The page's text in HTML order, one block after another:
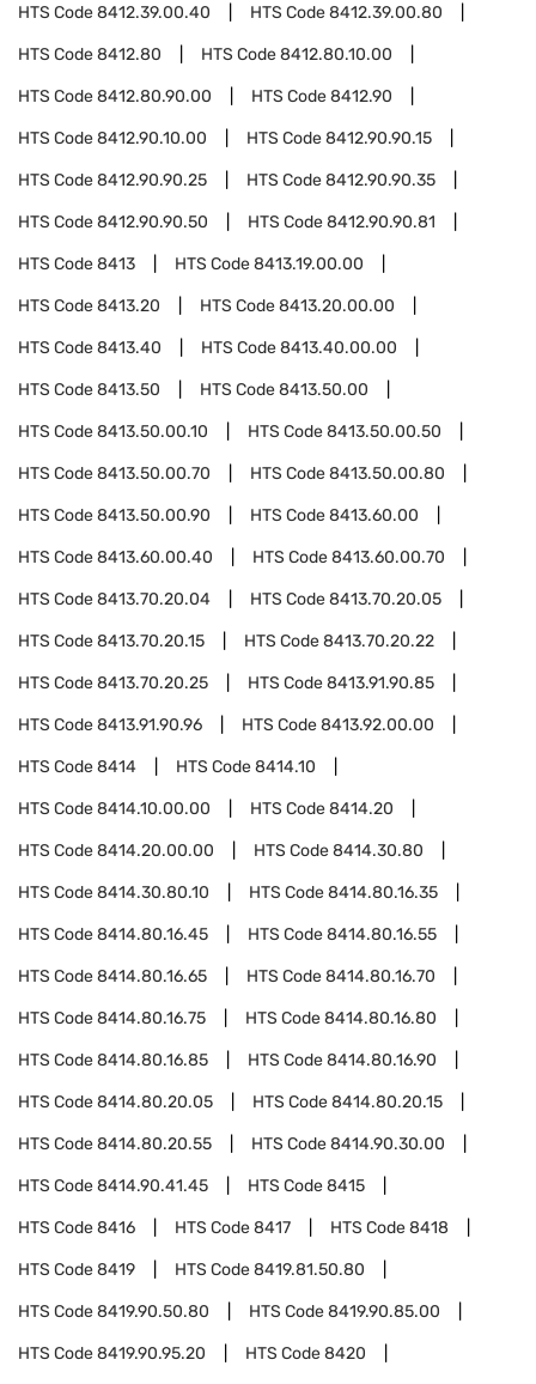
HTS Code8412.39.00.40 HTS Code8412.39.00.80
HTS Code8412.80 HTS Code8412.80.10.00
HTS Code8412.80.90.00 HTS Code8412.90
HTS Code8412.90.10.00 HTS Code8412.90.90.15
HTS Code8412.90.90.25 HTS Code8412.90.90.35
HTS Code8412.90.90.50 HTS Code8412.90.90.81
HTS Code8413 HTS Code8413.19.00.00
HTS Code8413.20 HTS Code8413.20.00.00
HTS Code8413.40 HTS Code8413.40.00.00
HTS Code8413.50 HTS Code8413.50.00
HTS Code8413.50.00.10 HTS Code8413.50.00.50
HTS Code8413.50.00.70 HTS Code8413.50.00.80
HTS Code8413.50.00.90 HTS Code8413.60.00
HTS Code8413.60.00.40 HTS Code8413.60.00.70
HTS Code8413.70.20.04 HTS Code8413.70.20.05
HTS Code8413.70.20.15 HTS Code8413.70.20.22
HTS Code8413.70.20.25 HTS Code8413.91.90.85
HTS Code8413.91.90.96 HTS Code8413.92.00.00
HTS Code8414 HTS Code8414.10
HTS Code8414.10.00.00 HTS Code8414.20
HTS Code8414.20.00.00 HTS Code8414.30.80
HTS Code8414.30.80.10 HTS Code8414.80.16.35
HTS Code8414.80.16.45 HTS Code8414.80.16.55
HTS Code8414.80.16.65 HTS Code8414.80.16.70
HTS Code8414.80.16.75 HTS Code8414.80.16.80
HTS Code8414.80.16.85 HTS Code8414.80.16.90
HTS Code8414.80.20.05 HTS Code8414.80.20.15
HTS Code8414.80.20.55 HTS Code8414.90.30.00
HTS Code8414.90.41.45 HTS Code8415
HTS Code8416 HTS Code8417 HTS Code8418
HTS Code8419 HTS Code8419.81.50.80
HTS Code8419.90.50.80 HTS Code8419.90.85.00
HTS Code8419.90.95.20 HTS Code8420